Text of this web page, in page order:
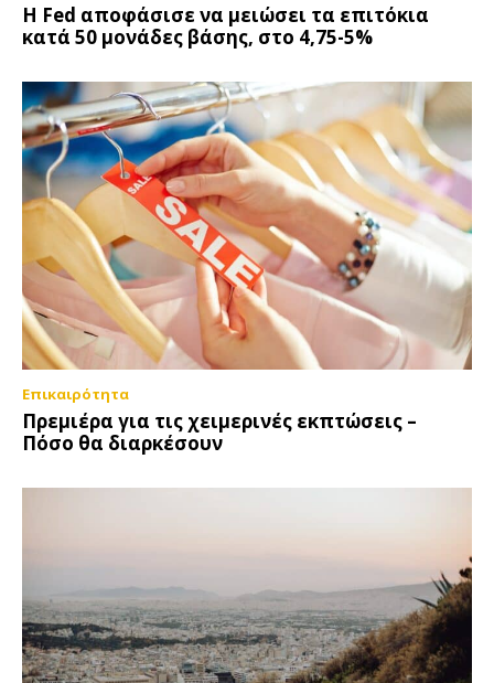
Η Fed αποφάσισε να μειώσει τα επιτόκια
κατά 50 μονάδες βάσης, στο 4,75-5%
Επικαιρότητα
Πρεμιέρα για τις χειμερινές εκπτώσεις –
Πόσο θα διαρκέσουν